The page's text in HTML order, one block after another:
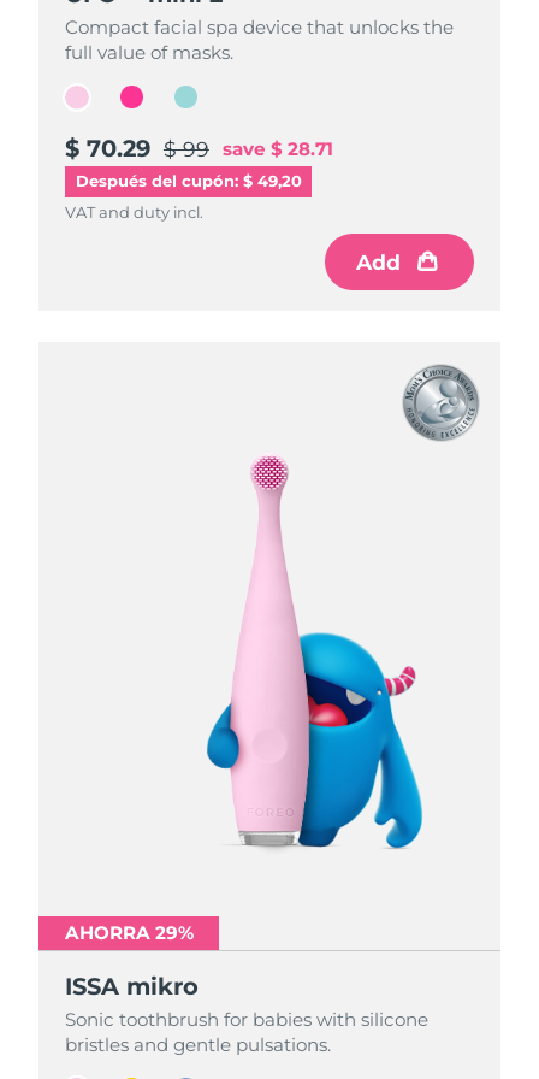
Compact facial spa device that unlocks the
full value of masks.
$ 70.29 $ 99 save $ 28.71
Después del cupón: $ 49,20
VAT and duty incl.
Add
Compact facial spa device that unlocks the
full value of masks.
$ 70.29 $ 99 save $ 28.71
VAT and duty incl.
Add
Compact facial spa device that unlocks the
full value of masks.
$ 70.29 $ 99 save $ 28.71
VAT and duty incl.
Add
AHORRA 29%
ISSA mikro
Sonic toothbrush for babies with silicone
bristles and gentle pulsations.
AHORRA 29%
ISSA mikro
Sonic toothbrush for babies with silicone
bristles and gentle pulsations.
AHORRA 29%
ISSA mikro
Sonic toothbrush for babies with silicone
bristles and gentle pulsations.